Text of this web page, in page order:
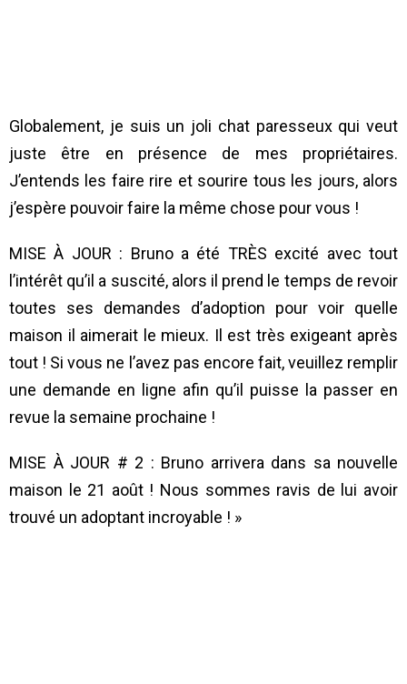
Globalement, je suis un joli chat paresseux qui veut
juste être en présence de mes propriétaires.
J’entends les faire rire et sourire tous les jours, alors
j’espère pouvoir faire la même chose pour vous !
MISE À JOUR : Bruno a été TRÈS excité avec tout
l’intérêt qu’il a suscité, alors il prend le temps de revoir
toutes ses demandes d’adoption pour voir quelle
maison il aimerait le mieux. Il est très exigeant après
tout ! Si vous ne l’avez pas encore fait, veuillez remplir
une demande en ligne afin qu’il puisse la passer en
revue la semaine prochaine !
MISE À JOUR # 2 : Bruno arrivera dans sa nouvelle
maison le 21 août ! Nous sommes ravis de lui avoir
trouvé un adoptant incroyable ! »